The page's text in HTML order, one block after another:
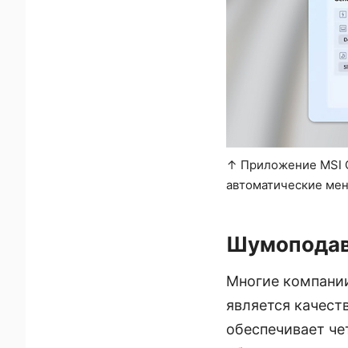
↑ Приложение MSI
автоматические
Многие
является
обеспечивает